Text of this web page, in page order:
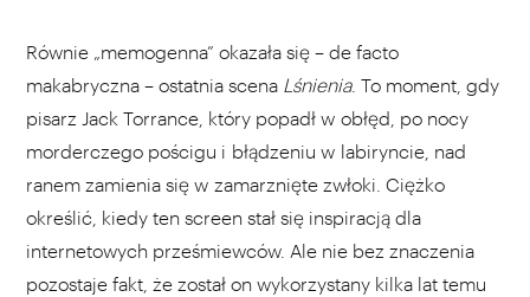
Równie „memogenna” okazała się – de facto
makabryczna – ostatnia scena Lśnienia. To moment, gdy
pisarz Jack Torrance, który popadł w obłęd, po nocy
morderczego pościgu i błądzeniu w labiryncie, nad
ranem zamienia się w zamarznięte zwłoki. Ciężko
określić, kiedy ten screen stał się inspiracją dla
internetowych prześmiewców. Ale nie bez znaczenia
pozostaje fakt, że został on wykorzystany kilka lat temu